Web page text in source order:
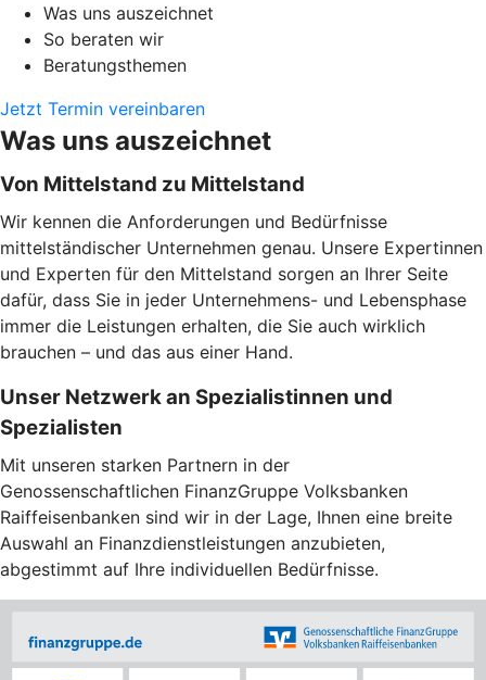
Was uns auszeichnet
So beraten wir
Beratungsthemen
Jetzt Termin vereinbaren
Was uns auszeichnet
Von Mittelstand zu Mittelstand
Wir kennen die Anforderungen und Bedürfnisse
mittelständischer Unternehmen genau. Unsere Expertinnen
und Experten für den Mittelstand sorgen an Ihrer Seite
dafür, dass Sie in jeder Unternehmens- und Lebensphase
immer die Leistungen erhalten, die Sie auch wirklich
brauchen – und das aus einer Hand.
Unser Netzwerk an Spezialistinnen und
Spezialisten
Mit unseren starken Partnern in der
Genossenschaftlichen FinanzGruppe Volksbanken
Raiffeisenbanken sind wir in der Lage, Ihnen eine breite
Auswahl an Finanzdienstleistungen anzubieten,
abgestimmt auf Ihre individuellen Bedürfnisse.